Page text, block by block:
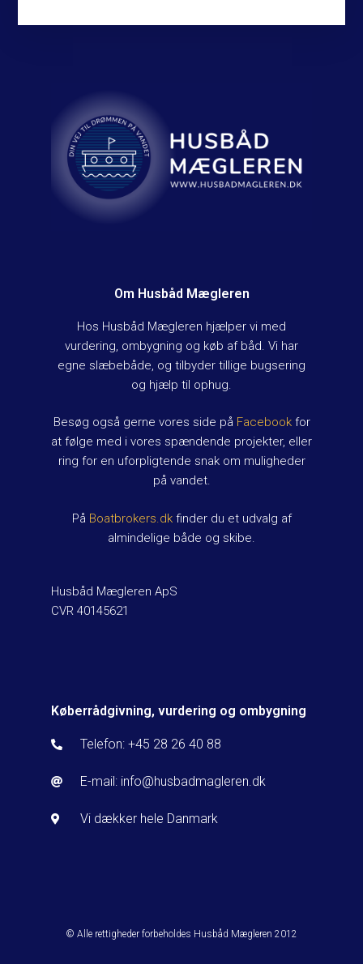
Om Husbåd Mægleren
Hos Husbåd Mægleren hjælper vi med
vurdering, ombygning og køb af båd. Vi har
egne slæbebåde, og tilbyder tillige bugsering
og hjælp til ophug.
Besøg også gerne vores side på Facebookfor
at følge med i vores spændende projekter, eller
ring for en uforpligtende snak om muligheder
på vandet.
På Boatbrokers.dkfinder du et udvalg af
almindelige både og skibe.
Husbåd Mægleren ApS
CVR 40145621
Køberrådgivning, vurdering og ombygning
Telefon: +45 28 26 40 88
E-mail: info@husbadmagleren.dk
Vi dækker hele Danmark
© Alle rettigheder forbeholdes Husbåd Mægleren 2012